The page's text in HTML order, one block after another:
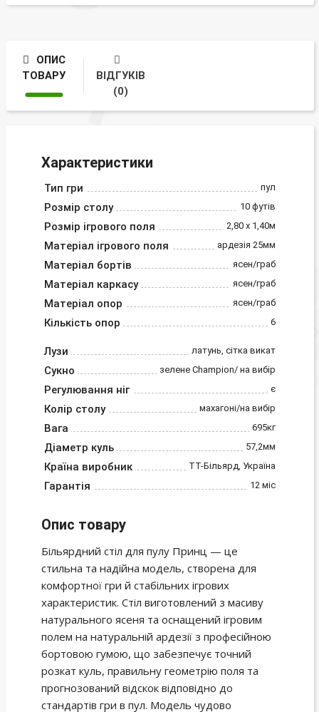
ОПИС
ТОВАРУ
ВІДГУКІВ
(0)
Характеристики
Тип гри пул
Розмір столу 10 футів
Розмір ігрового поля 2,80 х 1,40м
Матеріал ігрового поля ардезія 25мм
Матеріал бортів ясен/граб
Матеріал каркасу ясен/граб
Матеріал опор ясен/граб
Кількість опор 6
Лузи латунь, сітка викат
Сукно зелене Champion/ на вибір
Регулювання ніг є
Колір столу махагоні/на вибір
Вага 695кг
Діаметр куль 57,2мм
Країна виробник ТТ-Більярд, Україна
Гарантія 12 міс
Опис товару
Більярдний стіл для пулу Принц — це
стильна та надійна модель, створена для
комфортної гри й стабільних ігрових
характеристик. Стіл виготовлений з масиву
натурального ясеня та оснащений ігровим
полем на натуральній ардезії з професійною
бортовою гумою, що забезпечує точний
розкат куль, правильну геометрію поля та
прогнозований відскок відповідно до
стандартів гри в пул. Модель чудово